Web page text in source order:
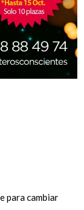
para cambiar